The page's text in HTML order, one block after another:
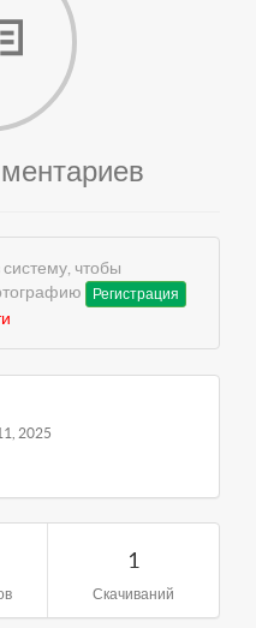
чтобы
Регистрация
2025
1
Скачиваний